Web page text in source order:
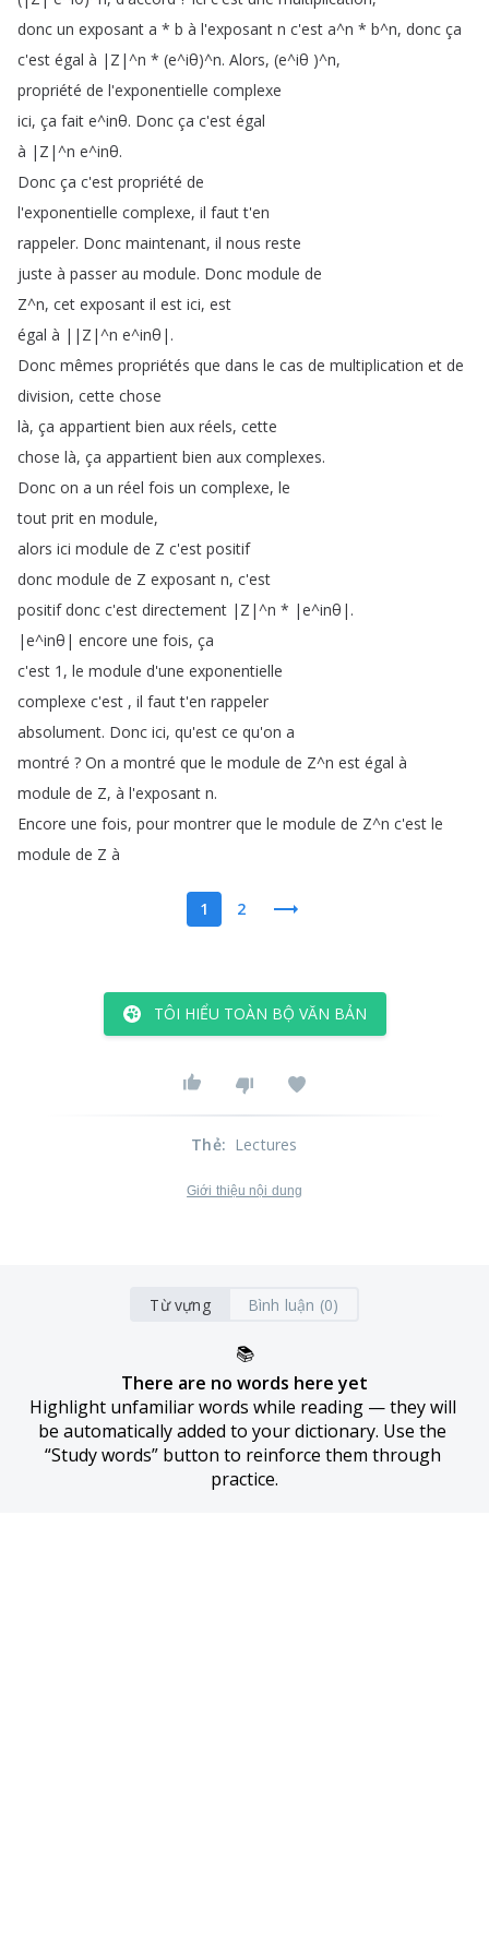
donc un exposant a * b à l'exposant n c'est a^n * b^n, donc ça
c'est égal à |Z|^n * (e^iθ)^n. Alors, (e^iθ )^n,
propriété de l'exponentielle complexe
ici, ça fait e^inθ. Donc ça c'est égal
à |Z|^n e^inθ.
Donc ça c'est propriété de
l'exponentielle complexe, il faut t'en
rappeler. Donc maintenant, il nous reste
juste à passer au module. Donc module de
Z^n, cet exposant il est ici, est
égal à ||Z|^n e^inθ| .
Donc mêmes propriétés que dans le cas de multiplication et de
division, cette chose
là, ça appartient bien aux réels, cette
chose là, ça appartient bien aux complexes.
Donc on a un réel fois un complexe, le
tout prit en module,
alors ici module de Z c'est positif
donc module de Z exposant n, c'est
positif donc c'est directement |Z|^n * |e^inθ| .
|e^inθ| encore une fois, ça
c'est 1, le module d'une exponentielle
complexe c'est , il faut t'en rappeler
absolument. Donc ici, qu'est ce qu'on a
montré ? On a montré que le module de Z^n est égal à
module de Z, à l'exposant n.
Encore une fois, pour montrer que le module de Z^n c'est le
module de Z à
1 2
TÔI HIỂU TOÀN BỘ VĂN BẢN
Thẻ: Lectures
Giới thiệu nội dung
Từ vựng Bình luận (0)
📚
There are no words here yet
Highlight unfamiliar words while reading — they will
be automatically added to your dictionary. Use the
“Study words” button to reinforce them through
practice.